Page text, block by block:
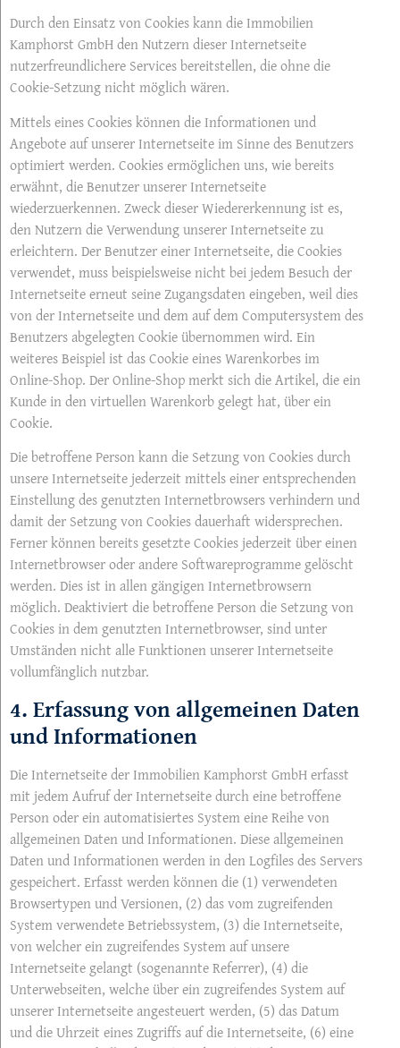
Durch den Einsatz von Cookies kann die Immobilien
Kamphorst GmbH den Nutzern dieser Internetseite
nutzerfreundlichere Services bereitstellen, die ohne die
Cookie-Setzung nicht möglich wären.
Mittels eines Cookies können die Informationen und
Angebote auf unserer Internetseite im Sinne des Benutzers
optimiert werden. Cookies ermöglichen uns, wie bereits
erwähnt, die Benutzer unserer Internetseite
wiederzuerkennen. Zweck dieser Wiedererkennung ist es,
den Nutzern die Verwendung unserer Internetseite zu
erleichtern. Der Benutzer einer Internetseite, die Cookies
verwendet, muss beispielsweise nicht bei jedem Besuch der
Internetseite erneut seine Zugangsdaten eingeben, weil dies
von der Internetseite und dem auf dem Computersystem des
Benutzers abgelegten Cookie übernommen wird. Ein
weiteres Beispiel ist das Cookie eines Warenkorbes im
Online-Shop. Der Online-Shop merkt sich die Artikel, die ein
Kunde in den virtuellen Warenkorb gelegt hat, über ein
Cookie.
Die betroffene Person kann die Setzung von Cookies durch
unsere Internetseite jederzeit mittels einer entsprechenden
Einstellung des genutzten Internetbrowsers verhindern und
damit der Setzung von Cookies dauerhaft widersprechen.
Ferner können bereits gesetzte Cookies jederzeit über einen
Internetbrowser oder andere Softwareprogramme gelöscht
werden. Dies ist in allen gängigen Internetbrowsern
möglich. Deaktiviert die betroffene Person die Setzung von
Cookies in dem genutzten Internetbrowser, sind unter
Umständen nicht alle Funktionen unserer Internetseite
vollumfänglich nutzbar.
4. Erfassung von allgemeinen Daten
und Informationen
Die Internetseite der Immobilien Kamphorst GmbH erfasst
mit jedem Aufruf der Internetseite durch eine betroffene
Person oder ein automatisiertes System eine Reihe von
allgemeinen Daten und Informationen. Diese allgemeinen
Daten und Informationen werden in den Logfiles des Servers
gespeichert. Erfasst werden können die (1) verwendeten
Browsertypen und Versionen, (2) das vom zugreifenden
System verwendete Betriebssystem, (3) die Internetseite,
von welcher ein zugreifendes System auf unsere
Internetseite gelangt (sogenannte Referrer), (4) die
Unterwebseiten, welche über ein zugreifendes System auf
unserer Internetseite angesteuert werden, (5) das Datum
und die Uhrzeit eines Zugriffs auf die Internetseite, (6) eine